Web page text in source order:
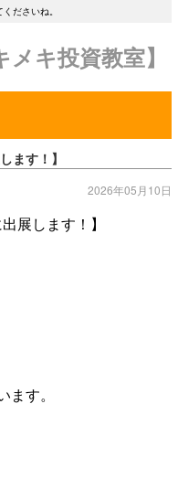
ださいね。
キ投資教室】
ます！】
2026年05月10日
展します！】
す。